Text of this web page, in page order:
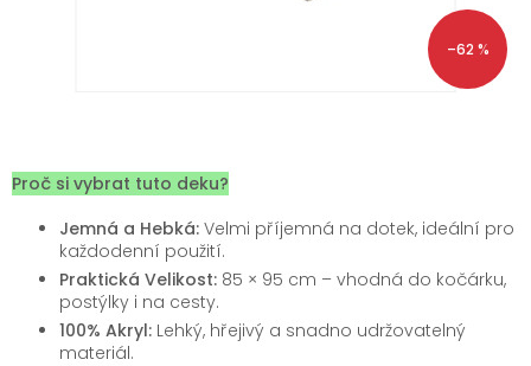
–62 %
Proč si vybrat tuto deku?
Jemná a Hebká: Velmi příjemná na dotek, ideální pro
každodenní použití.
Praktická Velikost: 85 × 95 cm – vhodná do kočárku,
postýlky i na cesty.
100% Akryl: Lehký, hřejivý a snadno udržovatelný
materiál.